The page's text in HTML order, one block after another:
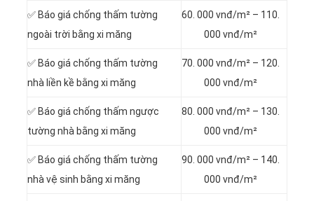
✅ Báo giá chống thấm tường
ngoài trời bằng xi măng
60. 000 vnđ/m² – 110.
000 vnđ/m²
✅ Báo giá chống thấm tường
nhà liền kề bằng xi măng
70. 000 vnđ/m² – 120.
000 vnđ/m²
✅ Báo giá chống thấm ngược
tường nhà bằng xi măng
80. 000 vnđ/m² – 130.
000 vnđ/m²
✅ Báo giá chống thấm tường
nhà vệ sinh bằng xi măng
90. 000 vnđ/m² – 140.
000 vnđ/m²